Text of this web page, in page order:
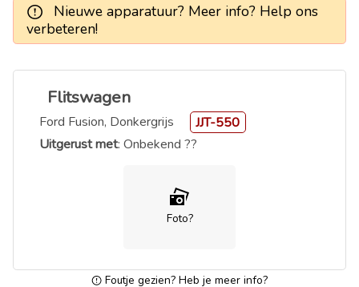
Nieuwe apparatuur? Meer info? Help ons
verbeteren!
Flitswagen
Ford Fusion, Donkergrijs
JJT-550
Uitgerust met: Onbekend ??
Foto?
Foutje gezien? Heb je meer info?